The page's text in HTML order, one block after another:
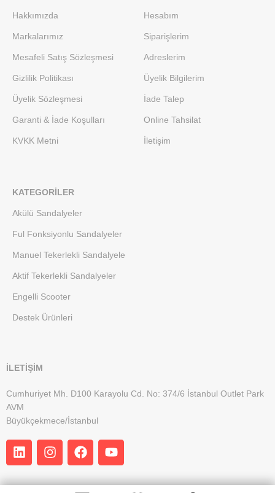
Hakkımızda
Markalarımız
Mesafeli Satış Sözleşmesi
Gizlilik Politikası
Üyelik Sözleşmesi
Garanti & İade Koşulları
KVKK Metni
Hesabım
Siparişlerim
Adreslerim
Üyelik Bilgilerim
İade Talep
Online Tahsilat
İletişim
KATEGORILER
Akülü Sandalyeler
Ful Fonksiyonlu Sandalyeler
Manuel Tekerlekli Sandalyele
Aktif Tekerlekli Sandalyeler
Engelli Scooter
Destek Ürünleri
İLETİŞİM
Cumhuriyet Mh. D100 Karayolu Cd. No: 374/6 İstanbul Outlet Park
AVM
Büyükçekmece/İstanbul